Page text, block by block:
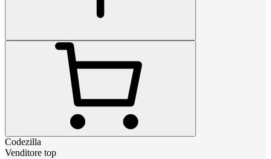
Codezilla
Venditore top